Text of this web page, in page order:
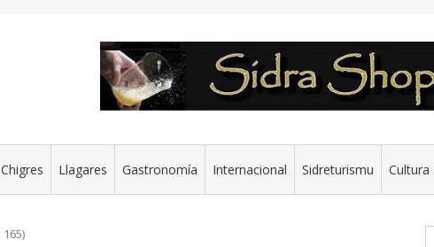
Chigres Llagares Gastronomía Internacional Sidreturismu Cultura